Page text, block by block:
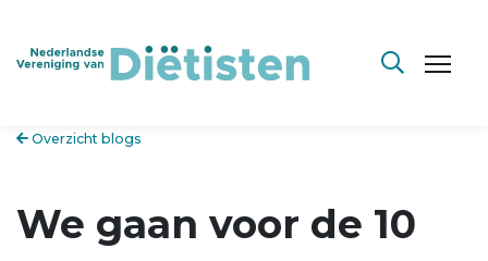
Overzicht blogs
We gaan voor de 10